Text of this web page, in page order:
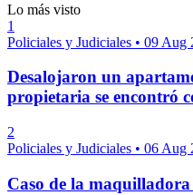
Lo más visto
1
Policiales y Judiciales • 09 Aug
Desalojaron un
propietaria se encontró
2
Policiales y Judiciales • 06 Aug
Caso de la